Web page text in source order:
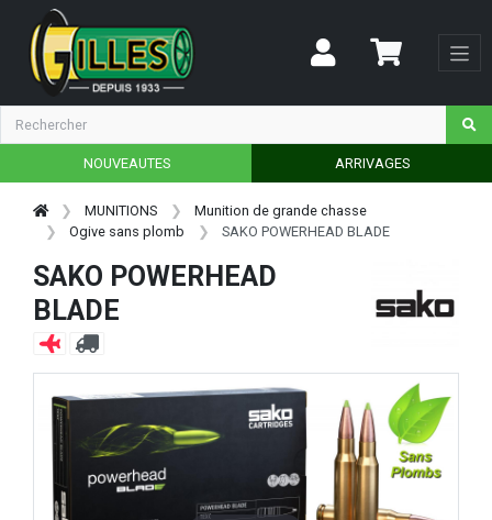
NOUVEAUTES ARRIVAGES
MUNITIONS
Munition de grande chasse
Ogive sans plomb
SAKO POWERHEAD BLADE
SAKO POWERHEAD
BLADE